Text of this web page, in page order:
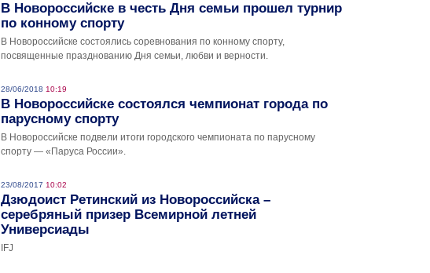
В Новороссийске в честь Дня семьи прошел турнир
по конному спорту
В Новороссийске состоялись соревнования по конному спорту,
посвященные празднованию Дня семьи, любви и верности.
28/06/2018 10:19
В Новороссийске состоялся чемпионат города по
парусному спорту
В Новороссийске подвели итоги городского чемпионата по парусному
спорту — «Паруса России».
23/08/2017 10:02
Дзюдоист Ретинский из Новороссийска –
серебряный призер Всемирной летней
Универсиады
IFJ